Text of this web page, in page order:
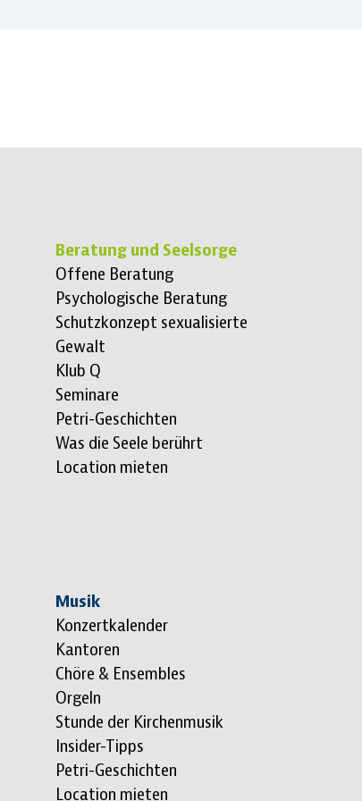
Beratung und Seelsorge
Offene Beratung
Psychologische Beratung
Schutzkonzept sexualisierte
Gewalt
Klub Q
Seminare
Petri-Geschichten
Was die Seele berührt
Location mieten
Musik
Konzertkalender
Kantoren
Chöre & Ensembles
Orgeln
Stunde der Kirchenmusik
Insider-Tipps
Petri-Geschichten
Location mieten